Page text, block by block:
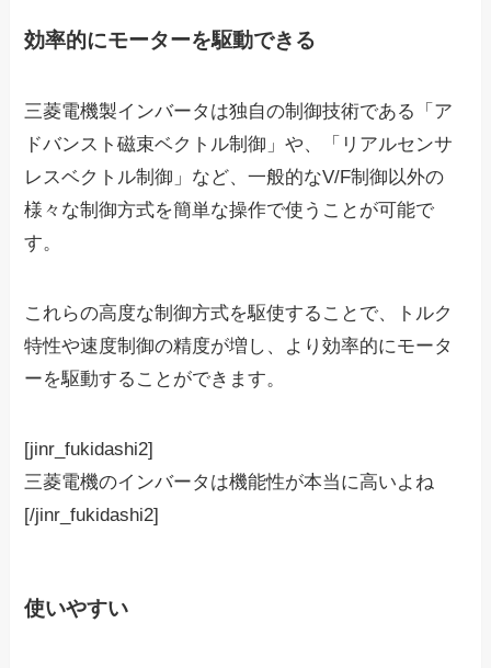
効率的にモーターを駆動できる
三菱電機製インバータは独自の制御技術である「ア
ドバンスト磁束ベクトル制御」や、「リアルセンサ
レスベクトル制御」など、一般的なV/F制御以外の
様々な制御方式を簡単な操作で使うことが可能で
す。
これらの高度な制御方式を駆使することで、トルク
特性や速度制御の精度が増し、より効率的にモータ
ーを駆動することができます。
[jinr_fukidashi2]
三菱電機のインバータは機能性が本当に高いよね
[/jinr_fukidashi2]
使いやすい